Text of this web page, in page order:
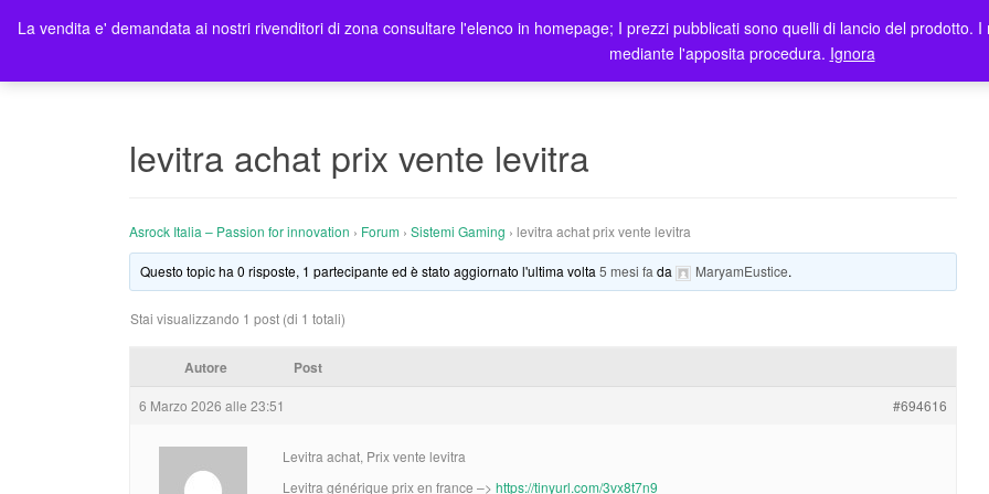
Home Prodotti Blog Registrazione Utenti Elenco
levitra achat prix vente levitra
Asrock Italia – Passion for innovation › Forum › Sistemi Gaming › levitra achat prix vente levitra
Questo topic ha 0 risposte, 1 partecipante ed è stato aggiornato l'ultima volta5 mesi fa da MaryamEustice.
Stai visualizzando 1 post (di 1 totali)
Autore Post
6 Marzo 2026 alle 23:51 #694616
Levitra achat, Prix vente levitra
Levitra générique prix en france –> https://tinyurl.com/3vx8t7n9
La vendita e' demandata ai nostri rivenditori di zona consultare l'elenco in homepage; I prezzi pubblicati sono quelli di lancio del prodotto.
mediante l'apposita procedura. Ignora